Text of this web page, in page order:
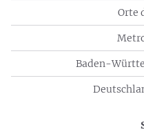
Orte
Baden-